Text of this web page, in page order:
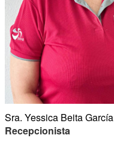
Sra. Yessica Beita García
Recepcionista